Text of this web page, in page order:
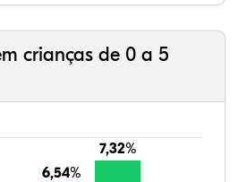
crianças de 0 a 5
6,54%
6,54%
7,32%
7,32%